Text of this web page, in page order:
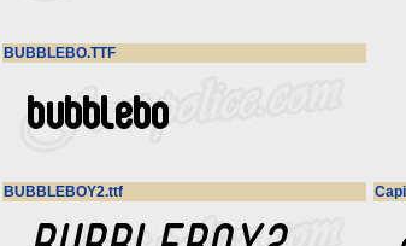
BUBBLEBO.TTF
BUBBLEBOY2.ttf